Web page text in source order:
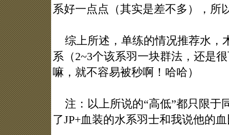
系好一点点（其实是差不多），所
综上所述，单练的情况推荐水，
系（2~3个该系羽一块群法，还是
嘛，就不容易被秒啊！哈哈）
注：以上所说的“高低”都只限于
了JP+血装的水系羽士和我说他的